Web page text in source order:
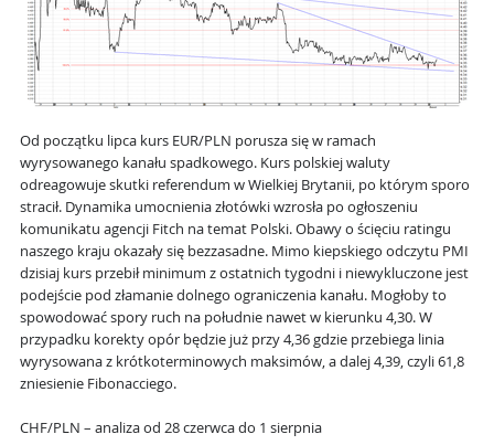
Od początku lipca kurs EUR/PLN porusza się w ramach
wyrysowanego kanału spadkowego. Kurs polskiej waluty
odreagowuje skutki referendum w Wielkiej Brytanii, po którym sporo
stracił. Dynamika umocnienia złotówki wzrosła po ogłoszeniu
komunikatu agencji Fitch na temat Polski. Obawy o ścięciu ratingu
naszego kraju okazały się bezzasadne. Mimo kiepskiego odczytu PMI
dzisiaj kurs przebił minimum z ostatnich tygodni i niewykluczone jest
podejście pod złamanie dolnego ograniczenia kanału. Mogłoby to
spowodować spory ruch na południe nawet w kierunku 4,30. W
przypadku korekty opór będzie już przy 4,36 gdzie przebiega linia
wyrysowana z krótkoterminowych maksimów, a dalej 4,39, czyli 61,8
zniesienie Fibonacciego.
CHF/PLN – analiza od 28 czerwca do 1 sierpnia